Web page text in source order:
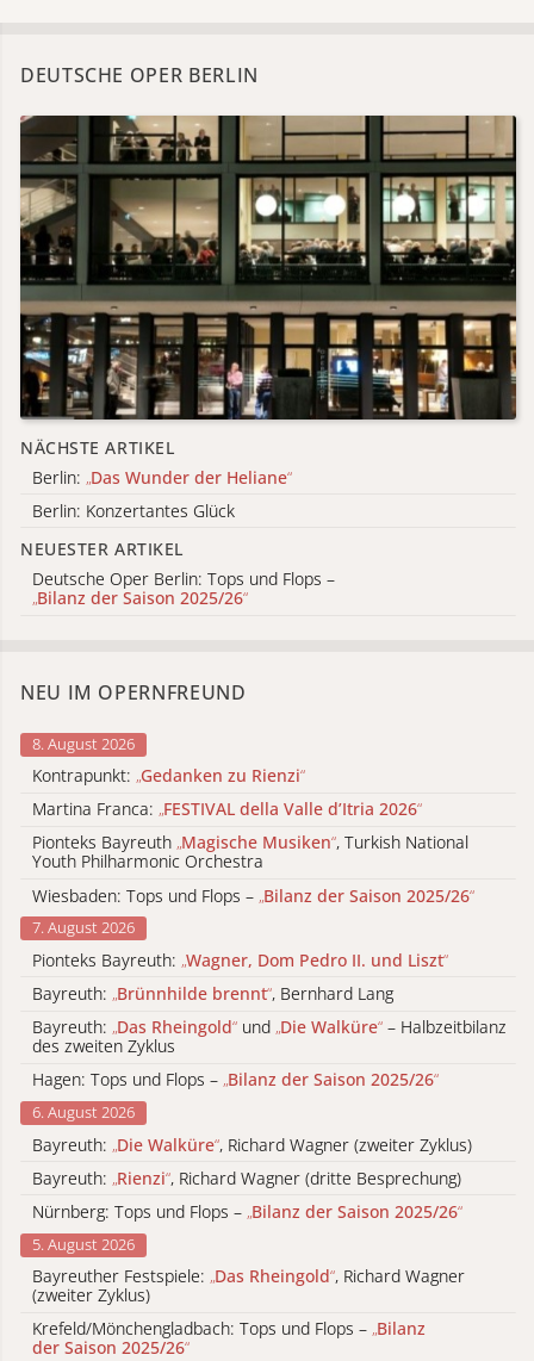
DEUTSCHE OPER BERLIN
NÄCHSTE ARTIKEL
Berlin: „Das Wunder der Heliane“
Berlin: Konzertantes Glück
NEUESTER ARTIKEL
Deutsche Oper Berlin: Tops und Flops –
„Bilanz der Saison 2025/26“
NEU IM OPERNFREUND
8. August 2026
Kontrapunkt: „Gedanken zu Rienzi“
Martina Franca: „FESTIVAL della Valle d’Itria 2026“
Pionteks Bayreuth „Magische Musiken“, Turkish National
Youth Philharmonic Orchestra
Wiesbaden: Tops und Flops – „Bilanz der Saison 2025/26“
7. August 2026
Pionteks Bayreuth: „Wagner, Dom Pedro II. und Liszt“
Bayreuth: „Brünnhilde brennt“, Bernhard Lang
Bayreuth: „Das Rheingold“ und „Die Walküre“ – Halbzeitbilanz
des zweiten Zyklus
Hagen: Tops und Flops – „Bilanz der Saison 2025/26“
6. August 2026
Bayreuth: „Die Walküre“, Richard Wagner (zweiter Zyklus)
Bayreuth: „Rienzi“, Richard Wagner (dritte Besprechung)
Nürnberg: Tops und Flops – „Bilanz der Saison 2025/26“
5. August 2026
Bayreuther Festspiele: „Das Rheingold“, Richard Wagner
(zweiter Zyklus)
Krefeld/Mönchengladbach: Tops und Flops – „Bilanz
der Saison 2025/26“